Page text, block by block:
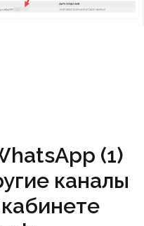
(1)
каналы